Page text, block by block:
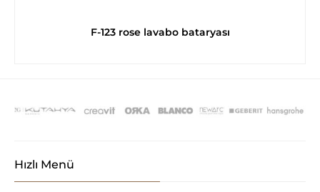
F-123 rose lavabo bataryası
Hızlı Menü